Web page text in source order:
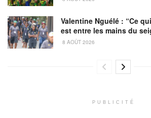
Valentine Nguélé : “Ce
est entre les mains du
8 AOÛT 2026
PUBLICITÉ